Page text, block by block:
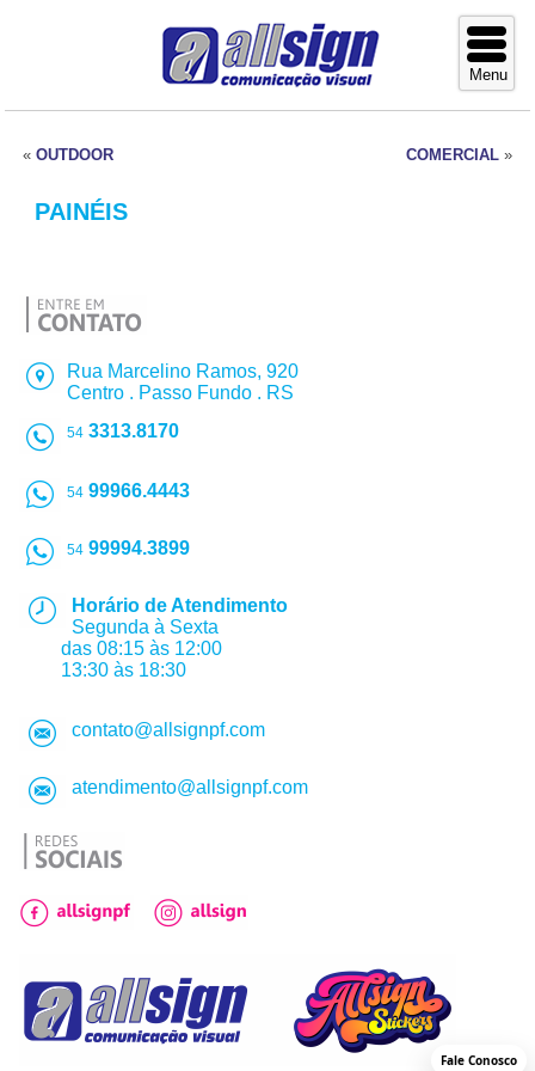
«OUTDOOR COMERCIAL»
PAINÉIS
Rua Marcelino Ramos, 920
Centro . Passo Fundo . RS
54 3313.8170
54 99966.4443
54 99994.3899
Horário de Atendimento
Segunda à Sexta
das 08:15 às 12:00
13:30 às 18:30
contato@allsignpf.com
atendimento@allsignpf.com